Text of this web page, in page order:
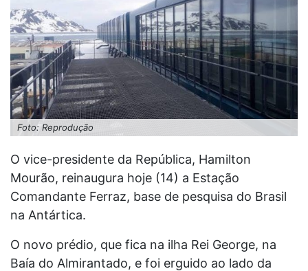
Foto: Reprodução
O vice-presidente da República, Hamilton
Mourão, reinaugura hoje (14) a Estação
Comandante Ferraz, base de pesquisa do Brasil
na Antártica.
O novo prédio, que fica na ilha Rei George, na
Baía do Almirantado, e foi erguido ao lado da